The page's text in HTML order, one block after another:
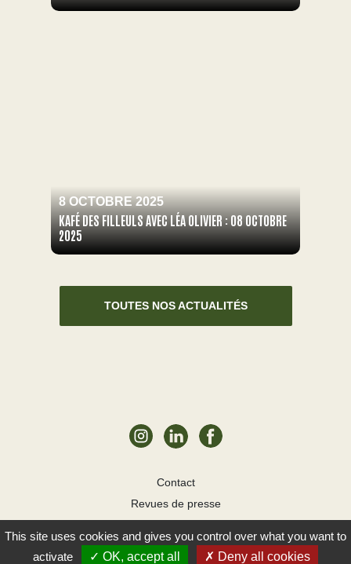
8 OCTOBRE 2025
KAFÉ DES FILLEULS AVEC LÉA OLIVIER : 08 OCTOBRE
2025
TOUTES NOS ACTUALITÉS
Contact
Revues de presse
Cookies
YAO! 2026
This site uses cookies and gives you control over what you want to
activate
OK, accept all Deny all cookies